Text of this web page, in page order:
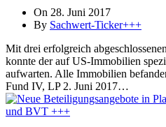
On 28. Juni 2017
By Sachwert-Ticker+++
Mit drei erfolgreich
konnte der auf US-Immobilien
aufwarten. Alle Immobilien
Fund IV, LP 2. Juni 2017…